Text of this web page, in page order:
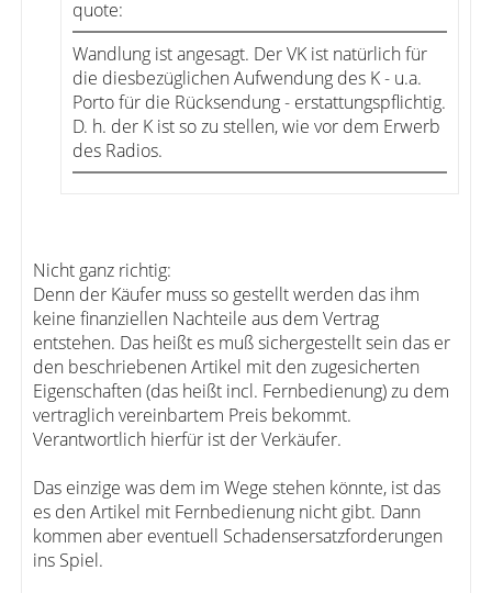
quote:
Wandlung ist angesagt. Der VK ist natürlich für
die diesbezüglichen Aufwendung des K - u.a.
Porto für die Rücksendung - erstattungspflichtig.
D. h. der K ist so zu stellen, wie vor dem Erwerb
des Radios.
Nicht ganz richtig:
Denn der Käufer muss so gestellt werden das ihm
keine finanziellen Nachteile aus dem Vertrag
entstehen. Das heißt es muß sichergestellt sein das er
den beschriebenen Artikel mit den zugesicherten
Eigenschaften (das heißt incl. Fernbedienung) zu dem
vertraglich vereinbartem Preis bekommt.
Verantwortlich hierfür ist der Verkäufer.
Das einzige was dem im Wege stehen könnte, ist das
es den Artikel mit Fernbedienung nicht gibt. Dann
kommen aber eventuell Schadensersatzforderungen
ins Spiel.